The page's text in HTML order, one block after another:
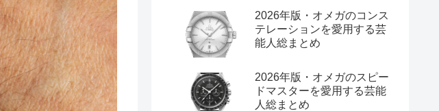
2026年版・オメガのコンス
テレーションを愛用する芸
能人総まとめ
2026年版・オメガのスピー
ドマスターを愛用する芸能
人総まとめ